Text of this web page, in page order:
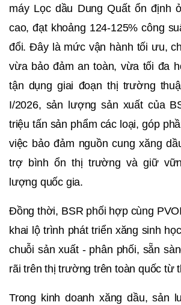
máy Lọc dầu Dung Quất ổn định
cao, đạt khoảng 124-125% công
đổi. Đây là mức vận hành tối ưu,
vừa bảo đảm an toàn, vừa tối đa
tận dụng giai đoạn thị trường
I/2026, sản lượng sản xuất của
triệu tấn sản phẩm các loại, góp
việc bảo đảm nguồn cung xăng
trợ bình ổn thị trường và giữ
lượng quốc gia.
Đồng thời, BSR phối hợp cùng
khai lộ trình phát triển xăng sinh
chuỗi sản xuất - phân phối, sẵn
rãi trên thị trường trên toàn quốc từ
Trong kinh doanh xăng dầu, sản